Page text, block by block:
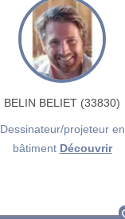
BELIN BELIET (33830)
Dessinateur/projeteur en
bâtiment Découvrir